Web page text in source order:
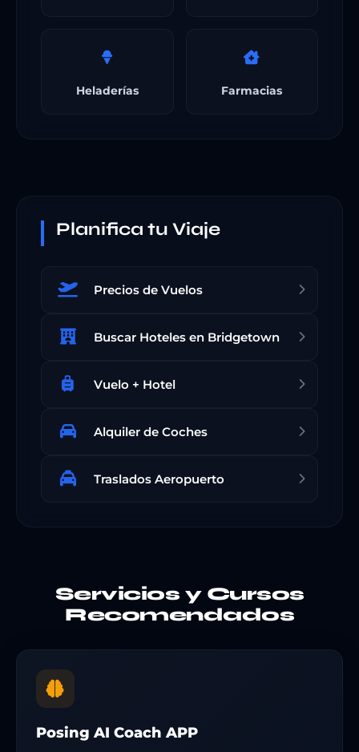
Heladerías Farmacias
Planifica tu Viaje
Precios de Vuelos
Buscar Hoteles en Bridgetown
Vuelo + Hotel
Alquiler de Coches
Traslados Aeropuerto
Servicios y Cursos
Recomendados
Posing AI Coach APP